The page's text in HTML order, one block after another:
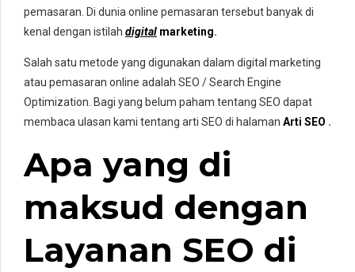
pemasaran. Di dunia online pemasaran tersebut banyak di
kenal dengan istilah digital marketing.
Salah satu metode yang digunakan dalam digital marketing
atau pemasaran online adalah SEO / Search Engine
Optimization. Bagi yang belum paham tentang SEO dapat
membaca ulasan kami tentang arti SEO di halaman Arti SEO .
Apa yang di
maksud dengan
Layanan SEO di